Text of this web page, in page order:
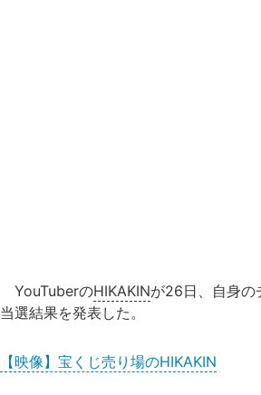
YouTuberのHIKAKINが26日、自身の
当選結果を発表した。
【映像】宝くじ売り場のHIKAKIN